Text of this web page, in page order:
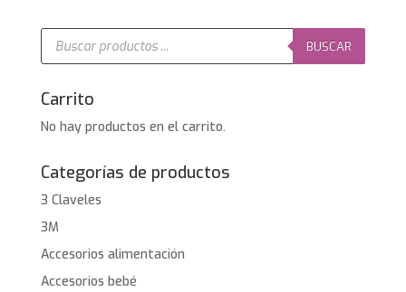
19,79€.16,50€.
Búsqueda
productos
BUSCAR
Carrito
No hay productos en el carrito.
Categorías de productos
3 Claveles
3M
Accesorios alimentación
Accesorios bebé